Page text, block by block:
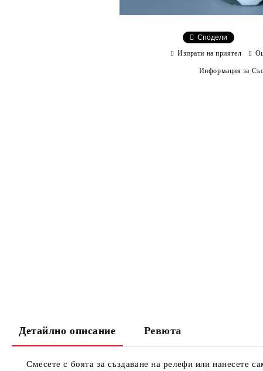
Сподели
Изпрати на приятел
Информация за
Детайлно описание Ревюта
Смесете с боята за създаване на релефи или нанесете